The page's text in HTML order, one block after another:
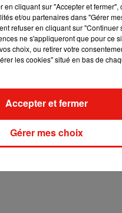
7 août 2026
Angèle et Amélie Lens
en cliquant sur "Accepter et fermer",
et/ou partenaires dans "Gérer
refuser en cliquant sur "Continuer
ne s'appliqueront que pour ce
choix, ou retirer votre
les cookies" situé en bas de
Gérer mes choix
Accepter et fermer